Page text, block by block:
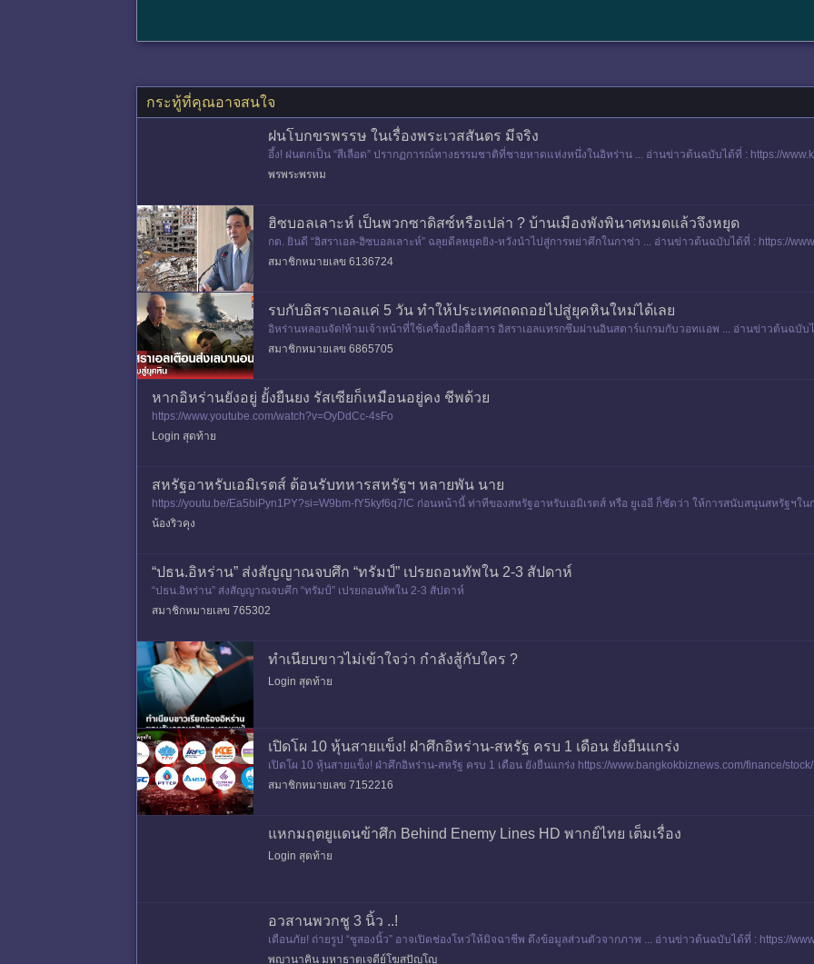
กระทู้ที่คุณอาจสนใจ
ฝนโบกขรพรรษ ในเรื่องพระเวสสันดร มีจริง
อึ้ง! ฝนตกเป็น “สีเลือด” ปรากฏการณ์ทางธรรมชาติที่ชายหาดแห่งหนึ่งในอิหร่าน ... อ่านข่าวต้นฉบับได้ที่ : https://
2?
พรพระพรหม
ฮิซบอลเลาะห์ เป็นพวกซาดิสซ์หรือเปล่า ? บ้านเมืองพังพินาศหมดแล้วจึงหยุด
กต. ยินดี “อิสราเอล-ฮิซบอลเลาะห์” ฉลุยดีลหยุดยิง-หวังนำไปสู่การหย่าศึกในกาซ่า ... อ่านข่าวต้นฉบับได้ที่ : https://
000?
สมาชิกหมายเลข 6136724
รบกับอิสราเอลแค่ 5 วัน ทำให้ประเทศถดถอยไปสู่ยุคหินใหม่ได้เลย
อิหร่านหลอนจัด!ห้ามเจ้าหน้าที่ใช้เครื่องมือสื่อสาร อิสราเอลแทรกซึมผ่านอินสตาร์แกรมกับวอทแอพ ... อ่านข่าวต้นฉบับ
ws/news_9302032
สมาชิกหมายเลข 6865705
หากอิหร่านยังอยู่ ยั้งยืนยง รัสเซียก็เหมือนอยู่คง ชีพด้วย
https://www.youtube.com/watch?v=OyDdCc-4sFo
Login สุดท้าย
สหรัฐอาหรับเอมิเรตส์ ต้อนรับทหารสหรัฐฯ หลายพัน นาย
https://youtu.be/Ea5biPyn1PY?si=W9bm-fY5kyf6q7lC ก่อนหน้านี้ ท่าทีของสหรัฐอาหรับเอมิเรตส์ หรือ ยูเออี ก็ชัดว่า ให้การสนับสนุนสหรัฐฯ
นักเช่นกัน โด
น้องริวคุง
“ปธน.อิหร่าน” ส่งสัญญาณจบศึก “ทรัมป์” เปรยถอนทัพใน 2-3 สัปดาห์
“ปธน.อิหร่าน” ส่งสัญญาณจบศึก “ทรัมป์” เปรยถอนทัพใน 2-3 สัปดาห์
สมาชิกหมายเลข 765302
ทำเนียบขาวไม่เข้าใจว่า กำลังสู้กับใคร ?
Login สุดท้าย
เปิดโผ 10 หุ้นสายแข็ง! ฝ่าศึกอิหร่าน-สหรัฐ ครบ 1 เดือน ยังยืนแกร่ง
เปิดโผ 10 หุ้นสายแข็ง! ฝ่าศึกอิหร่าน-สหรัฐ ครบ 1 เดือน ยังยืนแกร่ง https://www.bangkokbiznews.com/finance/
สมาชิกหมายเลข 7152216
แหกมฤตยูแดนข้าศึก Behind Enemy Lines HD พากย์ไทย เต็มเรื่อง
Login สุดท้าย
อวสานพวกชู 3 นิ้ว ..!
เตือนภัย! ถ่ายรูป “ชูสองนิ้ว” อาจเปิดช่องโหว่ให้มิจฉาชีพ ดึงข้อมูลส่วนตัวจากภาพ ... อ่านข่าวต้นฉบับได้ที่ : https://
1451?
พญานาคิน มหาธาตุเจดีย์โฆสปัญโญ